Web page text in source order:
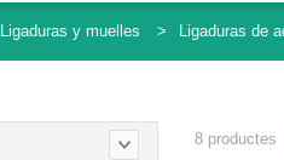
Ligaduras y muelles Ligaduras de
8 productes